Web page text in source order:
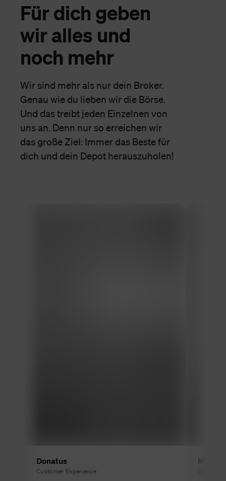
Für dich geben
wir alles und
noch mehr
Wir sind mehr als nur dein Broker.
Genau wie du lieben wir die Börse.
Und das treibt jeden Einzelnen von
uns an. Denn nur so erreichen wir
das große Ziel: Immer das Beste für
dich und dein Depot herauszuholen!
Donatus
Customer Experience